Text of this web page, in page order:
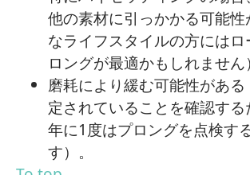
他の素材に引っかかる可能
なライフスタイルの方には
ロングが最適かもしれません
磨耗により緩む可能性があ
定されていることを確認す
年に1度はプロングを点検す
す）。